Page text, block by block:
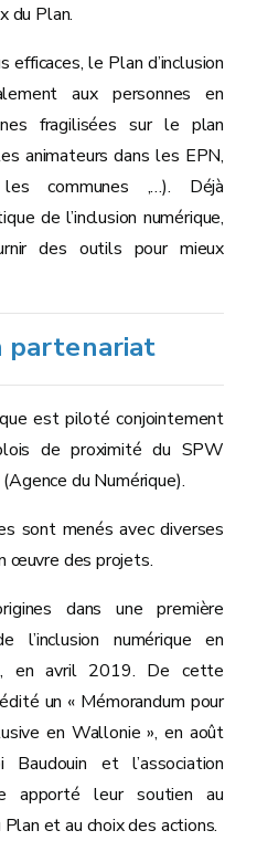
du Plan.
le Plan d’inclusion
aux personnes en
fragilisées sur le plan
animateurs dans les EPN,
communes ,…). Déjà
de l’inclusion numérique,
des outils pour mieux
partenariat
est piloté conjointement
de proximité du SPW
du Numérique).
sont menés avec diverses
œuvre des projets.
dans une première
l’inclusion numérique en
en avril 2019. De cette
un « Mémorandum pour
en Wallonie », en août
et l’association
apporté leur soutien au
et au choix des actions.